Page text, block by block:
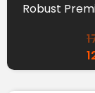
Robust